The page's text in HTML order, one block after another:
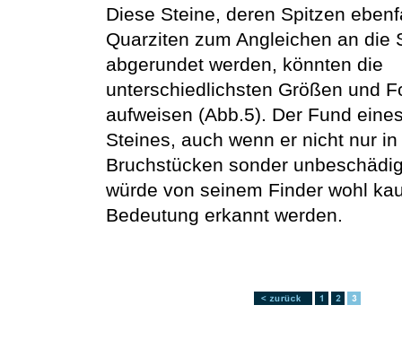
Diese Steine, deren Spitzen
Quarziten zum Angleichen an die
abgerundet werden, könnten die
unterschiedlichsten Größen und
aufweisen (Abb.5). Der Fund
Steines, auch wenn er nicht nur in
Bruchstücken sonder
würde von seinem Finder wohl
Bedeutung erkannt werden.